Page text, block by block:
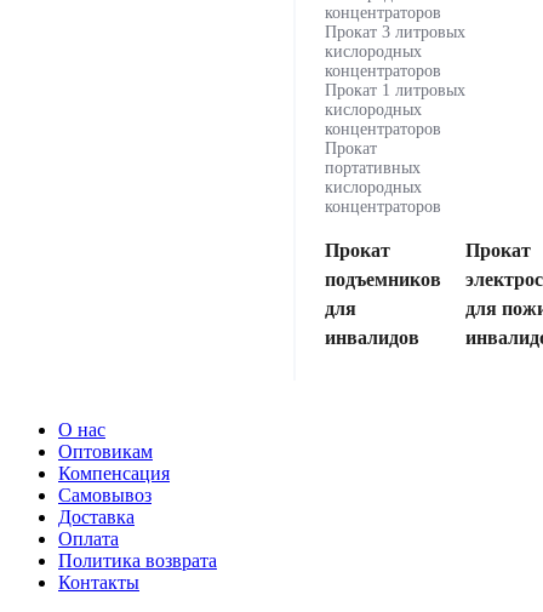
концентраторов
Прокат 3 литровых
кислородных
концентраторов
Прокат 1 литровых
кислородных
концентраторов
Прокат
портативных
кислородных
концентраторов
Прокат
подъемников
для
инвалидов
Прокат
для
О нас
Оптовикам
Компенсация
Самовывоз
Доставка
Оплата
Политика возврата
Контакты